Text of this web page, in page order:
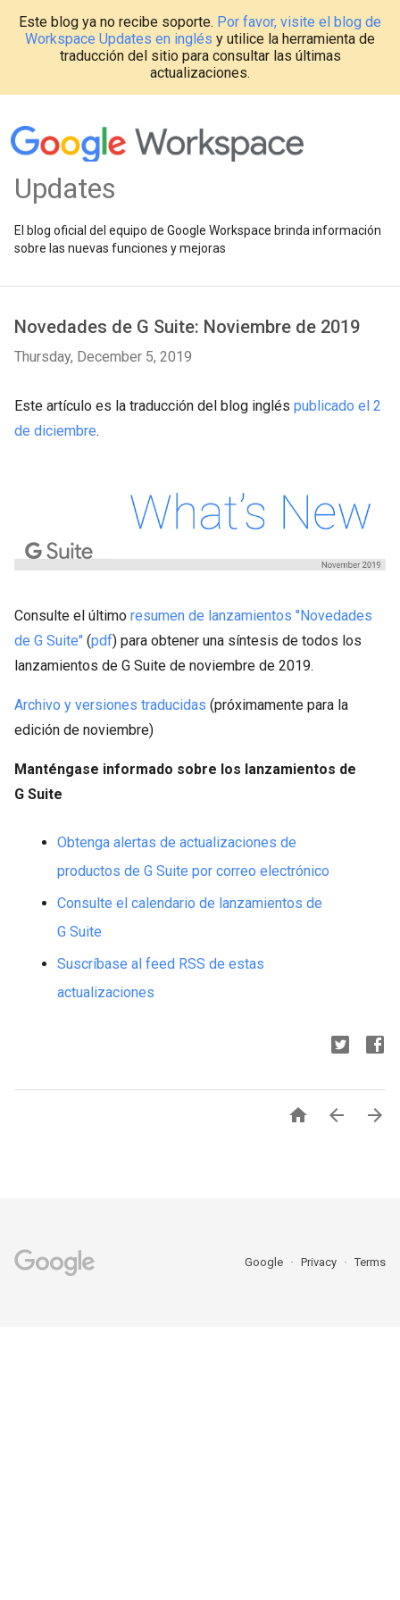
Este blog ya no recibe soporte. Por favor, visite el blog de
Workspace Updates en inglés y utilice la herramienta de
traducción del sitio para consultar las últimas
actualizaciones.
Updates
El blog oficial del equipo de Google Workspace brinda información
sobre las nuevas funciones y mejoras
Novedades de G Suite: Noviembre de 2019
Thursday, December 5, 2019
Este artículo es la traducción del blog inglés publicado el 2
de diciembre.
Consulte el último resumen de lanzamientos "Novedades
de G Suite" (pdf) para obtener una síntesis de todos los
lanzamientos de G Suite de noviembre de 2019.
Archivo y versiones traducidas (próximamente para la
edición de noviembre)
Manténgase informado sobre los lanzamientos de
G Suite
Obtenga alertas de actualizaciones de
productos de G Suite por correo electrónico
Consulte el calendario de lanzamientos de
G Suite
Suscríbase al feed RSS de estas
actualizaciones
  
Google Privacy Terms